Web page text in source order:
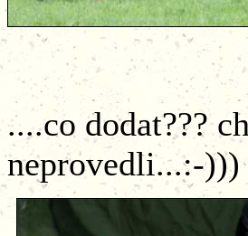
....co dodat???
neprovedli...:-)))